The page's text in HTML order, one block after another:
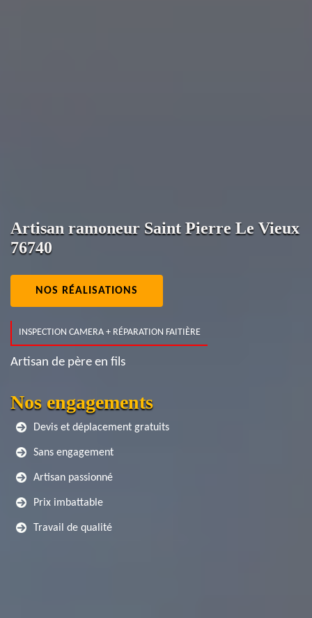
Artisan ramoneur Saint Pierre Le Vieux
76740
NOS RÉALISATIONS
INSPECTION CAMERA + RÉPARATION FAITIÈRE
Artisan de père en fils
Nos engagements
Devis et déplacement gratuits
Sans engagement
Artisan passionné
Prix imbattable
Travail de qualité